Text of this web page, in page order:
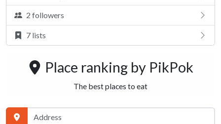
2 followers
7 lists
Place ranking by PikPok
The best places to eat